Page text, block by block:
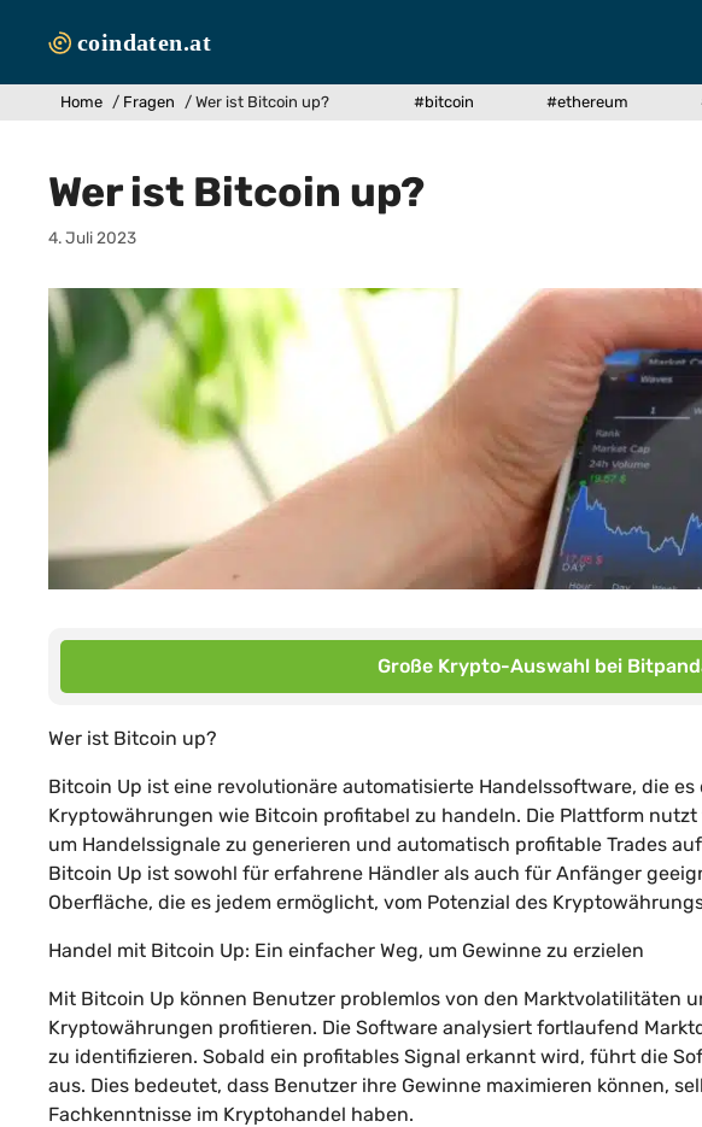
Inhalt
Home / Fragen / Wer ist Bitcoin up? #bitcoin #ethereum
Wer ist Bitcoin up?
4. Juli 2023
Große Krypto-Auswahl bei
Wer ist Bitcoin up?
Bitcoin Up ist eine revolutionäre automatisierte Handelssoftware, die
Kryptowährungen wie Bitcoin profitabel zu handeln. Die Plattform
um Handelssignale zu generieren und automatisch profitable Trades
Bitcoin Up ist sowohl für erfahrene Händler als auch für Anfänger
Oberfläche, die es jedem ermöglicht, vom Potenzial des
Handel mit Bitcoin Up: Ein einfacher Weg, um Gewinne zu erzielen
Mit Bitcoin Up können Benutzer problemlos von den Marktvolatilitäten
Kryptowährungen profitieren. Die Software analysiert fortlaufend
zu identifizieren. Sobald ein profitables Signal erkannt wird, führt die
aus. Dies bedeutet, dass Benutzer ihre Gewinne maximieren können,
Fachkenntnisse im Kryptohandel haben.